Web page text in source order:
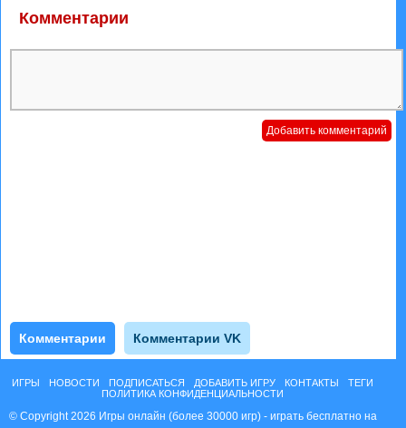
Комментарии
Комментарии Комментарии VK
ИГРЫ НОВОСТИ ПОДПИСАТЬСЯ ДОБАВИТЬ ИГРУ КОНТАКТЫ
ТЕГИ
ПОЛИТИКА КОНФИДЕНЦИАЛЬНОСТИ
© Copyright 2026 Игры онлайн (более 30000 игр) - играть бесплатно на